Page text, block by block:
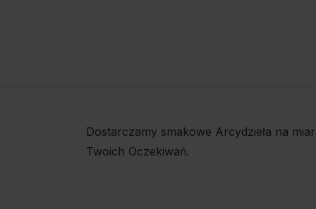
Dostarczamy smakowe Arcydzieła na
Twoich Oczekiwań.